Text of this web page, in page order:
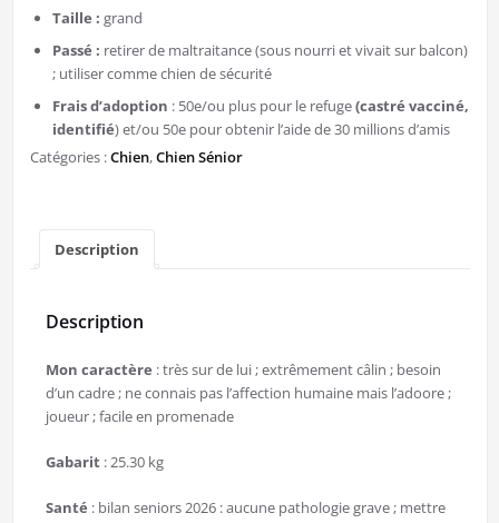
Taille : grand
Passé : retirer de maltraitance (sous nourri et vivait sur balcon)
; utiliser comme chien de sécurité
Frais d’adoption : 50e/ou plus pour le refuge(castré vacciné,
identifié) et/ou 50e pour obtenir l’aide de 30 millions d’amis
Catégories :Chien,Chien Sénior
Description
Description
Mon caractère : très sur de lui ; extrêmement câlin ; besoin
d’un cadre ; ne connais pas l’affection humaine mais l’adoore ;
joueur ; facile en promenade
Gabarit: 25.30 kg
Santé : bilan seniors 2026 : aucune pathologie grave ; mettre